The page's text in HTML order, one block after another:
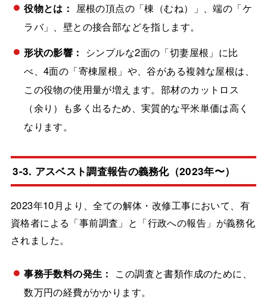
役物とは： 屋根の頂点の「棟（むね）」、端の「ケ
ラバ」、壁との接合部などを指します。
形状の影響： シンプルな2面の「切妻屋根」に比
べ、4面の「寄棟屋根」や、谷がある複雑な屋根は、
この役物の使用量が増えます。部材のカットロス
（余り）も多く出るため、実質的な平米単価は高く
なります。
3-3. アスベスト調査報告の義務化（2023年〜）
2023年10月より、全ての解体・改修工事において、有
資格者による「事前調査」と「行政への報告」が義務化
されました。
事務手数料の発生： この調査と書類作成のために、
数万円の経費がかかります。